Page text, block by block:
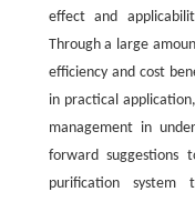
effect and
Through a large
efficiency and cost
in practical
management in
forward suggestions
purification